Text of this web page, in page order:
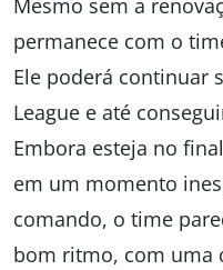
Mesmo sem a
permanece com o
Ele poderá continuar
League e até
Embora esteja no
em um momento
comando, o time
bom ritmo, com uma